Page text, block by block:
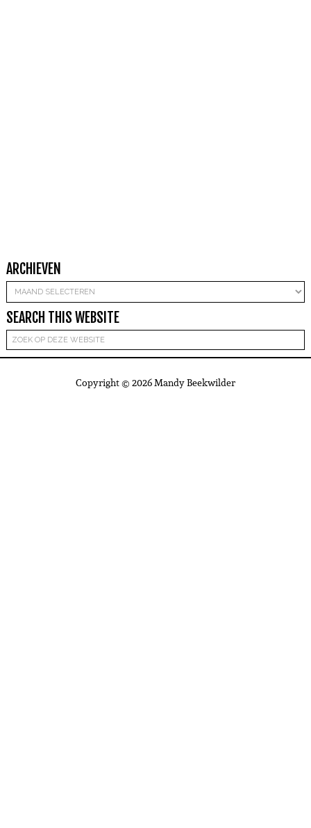
ARCHIEVEN
Archieven
SEARCH THIS WEBSITE
Copyright © 2026 Mandy Beekwilder